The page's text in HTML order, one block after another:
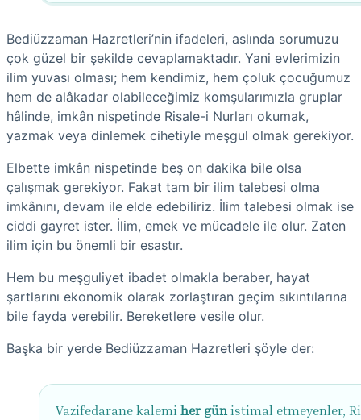
Bediüzzaman Hazretleri’nin ifadeleri, aslında sorumuzu
çok güzel bir şekilde cevaplamaktadır. Yani evlerimizin
ilim yuvası olması; hem kendimiz, hem çoluk çocuğumuz
hem de alâkadar olabileceğimiz komşularımızla gruplar
hâlinde, imkân nispetinde Risale-i Nurları okumak,
yazmak veya dinlemek cihetiyle meşgul olmak gerekiyor.
Elbette imkân nispetinde beş on dakika bile olsa
çalışmak gerekiyor. Fakat tam bir ilim talebesi olma
imkânını, devam ile elde edebiliriz. İlim talebesi olmak ise
ciddi gayret ister. İlim, emek ve mücadele ile olur. Zaten
ilim için bu önemli bir esastır.
Hem bu meşguliyet ibadet olmakla beraber, hayat
şartlarını ekonomik olarak zorlaştıran geçim sıkıntılarına
bile fayda verebilir. Bereketlere vesile olur.
Başka bir yerde Bediüzzaman Hazretleri şöyle der:
Vazifedarane kalemi her gün istimal etmeyenler,